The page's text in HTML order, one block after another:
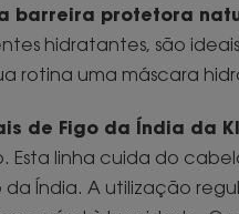
barreira protetora
hidratantes, são
rotina uma máscara
de Figo da Índia da
linha cuida do
Índia. A utilização